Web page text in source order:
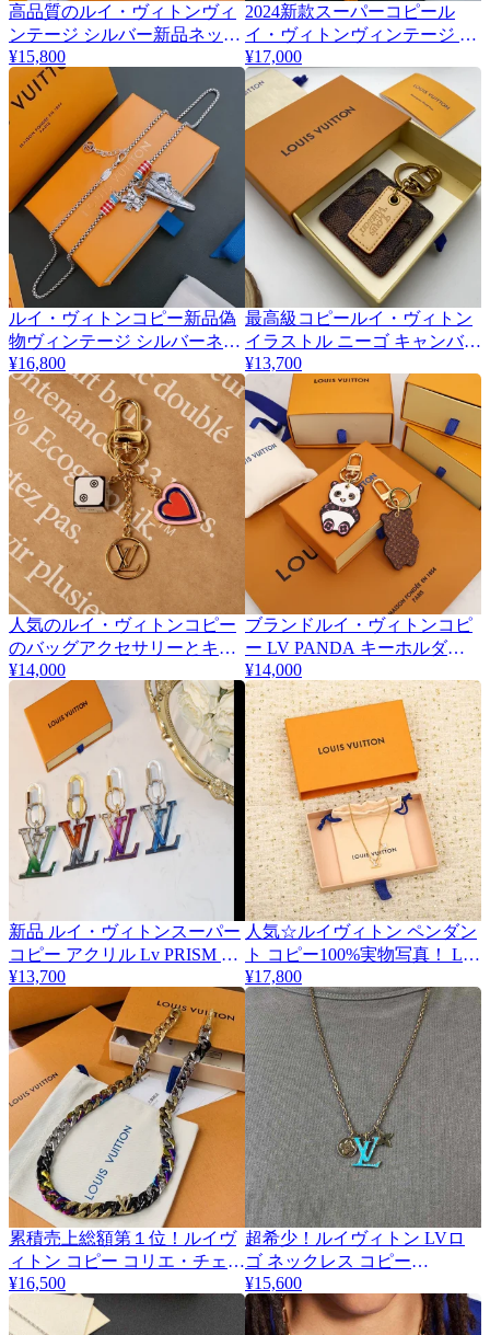
高品質のルイ・ヴィトンヴィ
ンテージ シルバー新品ネック
レス 327777
¥15,800
2024新款スーパーコピール
イ・ヴィトンヴィンテージ シ
ルバーネックレス 293278
¥17,000
ルイ・ヴィトンコピー新品偽
物ヴィンテージ シルバーネッ
クレス 293279
¥16,800
最高級コピールイ・ヴィトン
イラストル ニーゴ キャンバス
バッグチャームとキーチェー
ン MP2713
¥13,700
人気のルイ・ヴィトンコピー
のバッグアクセサリーとキー
ホルダー MP2913
¥14,000
ブランドルイ・ヴィトンコピ
ー LV PANDA キーホルダー
M00993
¥14,000
新品 ルイ・ヴィトンスーパー
コピー アクリル Lv PRISM キ
ーホルダー MP67777
¥13,700
人気☆ルイヴィトン ペンダン
ト コピー100%実物写真！ LV
インスティンクト vup14301
¥17,800
累積売上総額第１位！ルイヴ
ィトン コピー コリエ・チェー
ンリンクス パッチーズ ストラ
ス ネックレス MP2772
¥16,500
超希少！ルイヴィトン LVロ
ゴ ネックレス コピー
vux18801
¥15,600